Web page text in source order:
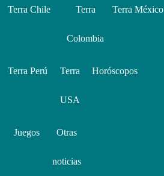
Terra Chile Terra
Colombia
Terra México
Terra Perú Terra
USA
Horóscopos
Juegos Otras
noticias